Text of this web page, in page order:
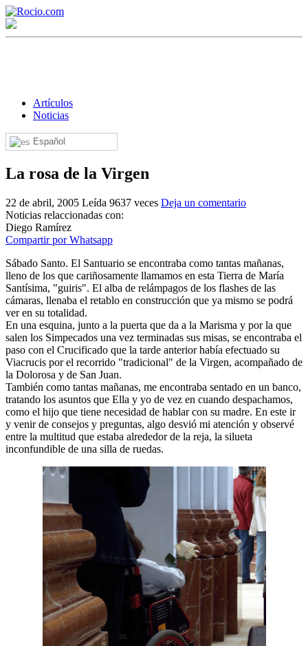
Artículos
Noticias
Español
La rosa de la Virgen
22 de abril, 2005 Leída 9637 veces Deja un comentario
Noticias relaccionadas con:
Diego Ramírez
Compartir por Whatsapp
Sábado Santo. El Santuario se encontraba como tantas mañanas,
lleno de los que cariñosamente llamamos en esta Tierra de María
Santísima, "guiris". El alba de relámpagos de los flashes de las
cámaras, llenaba el retablo en construcción que ya mismo se podrá
ver en su totalidad.
En una esquina, junto a la puerta que da a la Marisma y por la que
salen los Simpecados una vez terminadas sus misas, se encontraba el
paso con el Crucificado que la tarde anterior había efectuado su
Viacrucis por el recorrido "tradicional" de la Virgen, acompañado de
la Dolorosa y de San Juan.
También como tantas mañanas, me encontraba sentado en un banco,
tratando los asuntos que Ella y yo de vez en cuando despachamos,
como el hijo que tiene necesidad de hablar con su madre. En este ir
y venir de consejos y preguntas, algo desvió mi atención y observé
entre la multitud que estaba alrededor de la reja, la silueta
inconfundible de una silla de ruedas.
¡Bienvenido! Soy el asistente virtual de rocio.com.
¿En qué puedo ayudarte?
Historia de la Virgen del Rocío
¿Cuándo es la romería del Rocío?
¿Cuántas hermandades participan en la romería?
¿Cuándo se construyó la primera ermita?
El traslado cada siete años
¿Cuales son los actos principales que se celebran en el
Rocío?
Quiero hacer el camino,¿que tengo que hacer?
En el Rocío, ¿dónde me alojo?